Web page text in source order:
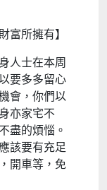
富所擁有】
人士在本周
要多多留心
會，你們以
亦家宅不
盡的煩惱。
該要有充足
開車等，免